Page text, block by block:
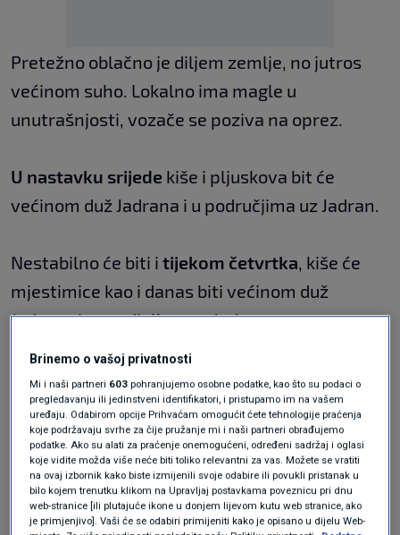
Pretežno oblačno je diljem zemlje, no jutros
većinom suho. Lokalno ima magle u
unutrašnjosti, vozače se poziva na oprez.
U nastavku srijede kiše i pljuskova bit će
većinom duž Jadrana i u područjima uz Jadran.
Nestabilno će biti i tijekom četvrtka, kiše će
mjestimice kao i danas biti većinom duž
Jadrana i u predjelima uz Jadran.
Petakdonosi jače pogoršanje s kišom i
snijegom. Osim u gorju, snijega bi, makar
prolazno, biti i u nižim predjelima
unutrašnjosti. Zapuhat će sjeverac i
sjeveroistočnjak, na istoku zemlje
sjeverozapadnjak, na moru jaka i olujna bura.
Brinemo o vašoj privatnosti
Mi i naši partneri 603 pohranjujemo osobne podatke, kao što su podaci o
pregledavanju ili jedinstveni identifikatori, i pristupamo im na vašem
uređaju. Odabirom opcije Prihvaćam omogućit ćete tehnologije praćenja
koje podržavaju svrhe za čije pružanje mi i naši partneri obrađujemo
podatke. Ako su alati za praćenje onemogućeni, određeni sadržaj i oglasi
koje vidite možda više neće biti toliko relevantni za vas. Možete se vratiti
na ovaj izbornik kako biste izmijenili svoje odabire ili povukli pristanak u
bilo kojem trenutku klikom na Upravljaj postavkama poveznicu pri dnu
web-stranice [ili plutajuće ikone u donjem lijevom kutu web stranice, ako
je primjenjivo]. Vaši će se odabiri primijeniti kako je opisano u dijelu Web-